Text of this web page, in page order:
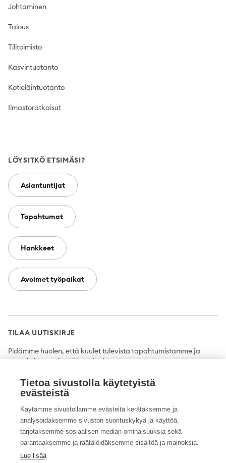
Johtaminen
Talous
Tilitoimisto
Kasvintuotanto
Kotieläintuotanto
Ilmastoratkaisut
LÖYSITKÖ ETSIMÄSI?
Asiantuntijat
Tapahtumat
Hankkeet
Avoimet työpaikat
TILAA UUTISKIRJE
Pidämme huolen, että kuulet tulevista tapahtumistamme ja
uutuuksista ensimmäisten joukossa.
Tilaa
Twitter FacebookYouTubeInstagramLinkedIn
Tietoa sivustolla käytetyistä
evästeistä
Käytämme sivustollamme evästeitä kerätäksemme ja
analysoidaksemme sivuston suorituskykyä ja käyttöä,
tarjotaksemme sosiaalisen median ominaisuuksia sekä
parantaaksemme ja räätälöidäksemme sisältöä ja mainoksia.
Lue lisää